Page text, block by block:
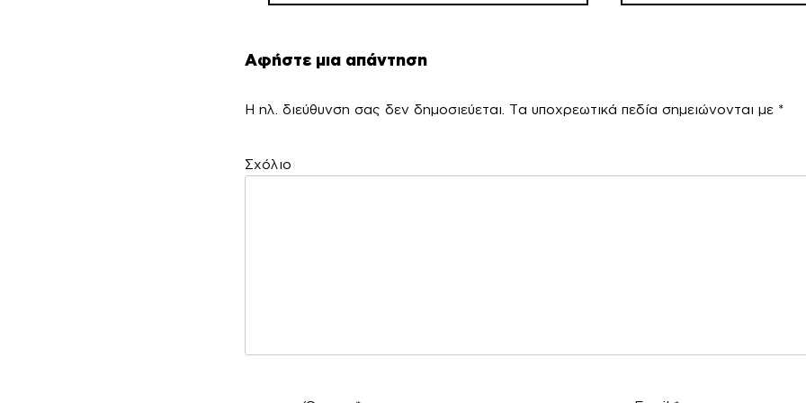
Αφήστε μια απάντηση
Η ηλ. διεύθυνση σας δεν δημοσιεύεται. Τα υποχρεωτικά πεδία σημειώνονται με *